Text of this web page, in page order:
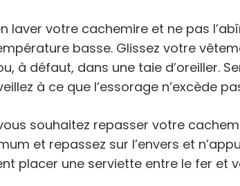
laver votre cachemire et ne pas
basse. Glissez votre
à défaut, dans une taie d’oreiller.
à ce que l’essorage n’excède
souhaitez repasser votre
et repassez sur l’envers et
placer une serviette entre le fer et